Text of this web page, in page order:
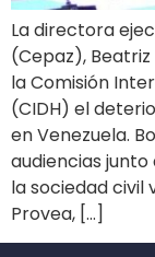
La directora
(Cepaz),
la Comisión
(CIDH) el
en Venezuela.
audiencias
la sociedad civil
Provea, […]